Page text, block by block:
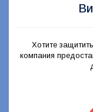
Хотите
компания